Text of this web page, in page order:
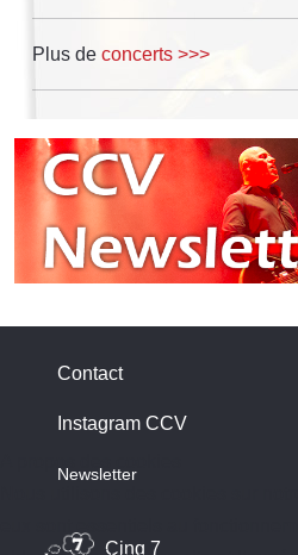
Plus de concerts >>>
Contact
Instagram CCV
Newsletter
Cinq 7